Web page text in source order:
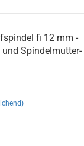
fi 12 mm -
und Spindelmutter-